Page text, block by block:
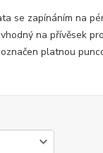
se zapínáním na
na přívěsek
platnou